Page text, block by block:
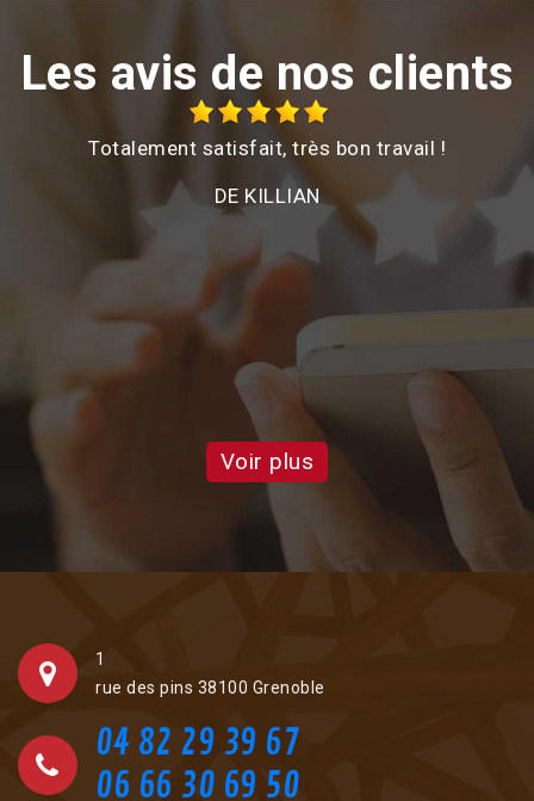
Les avis de nos clients
Totalement satisfait, très bon travail !
DE KILLIAN
Voir plus
1
rue des pins 38100 Grenoble
04 82 29 39 67
06 66 30 69 50